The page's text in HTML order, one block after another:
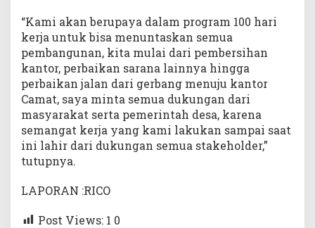
“Kami akan berupaya dalam program 100 hari
kerja untuk bisa menuntaskan semua
pembangunan, kita mulai dari pembersihan
kantor, perbaikan sarana lainnya hingga
perbaikan jalan dari gerbang menuju kantor
Camat, saya minta semua dukungan dari
masyarakat serta pemerintah desa, karena
semangat kerja yang kami lakukan sampai saat
ini lahir dari dukungan semua stakeholder,”
tutupnya.
LAPORAN :RICO
Post Views: 1 0